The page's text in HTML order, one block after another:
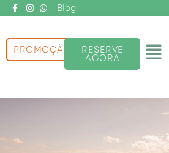
conteúdo
Blog
Menu
PROMOÇÃO RESERVE
AGORA